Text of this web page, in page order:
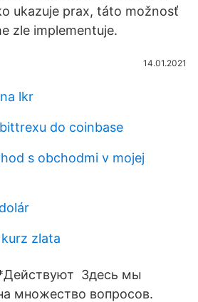
ukazuje prax, táto možnosť
zle implementuje.
14.01.2021
lkr
do coinbase
s obchodmi v mojej
zlata
Здесь мы
множество вопросов.